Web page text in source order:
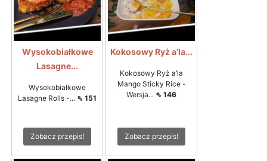
Wysokobiałkowe
Lasagne...
Wysokobiałkowe
Lasagne Rolls -... ⇖ 151
Zobacz przepis!
Kokosowy Ryż a’la...
Kokosowy Ryż a’la
Mango Sticky Rice -
Wersja... ⇖ 146
Zobacz przepis!